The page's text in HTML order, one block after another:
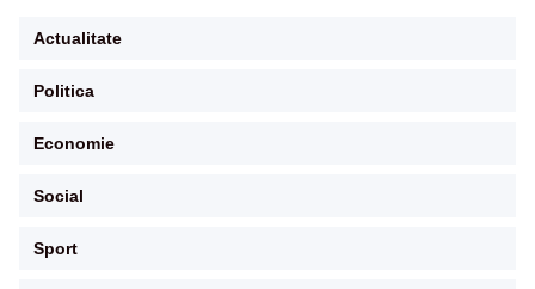
Actualitate
Politica
Economie
Social
Sport